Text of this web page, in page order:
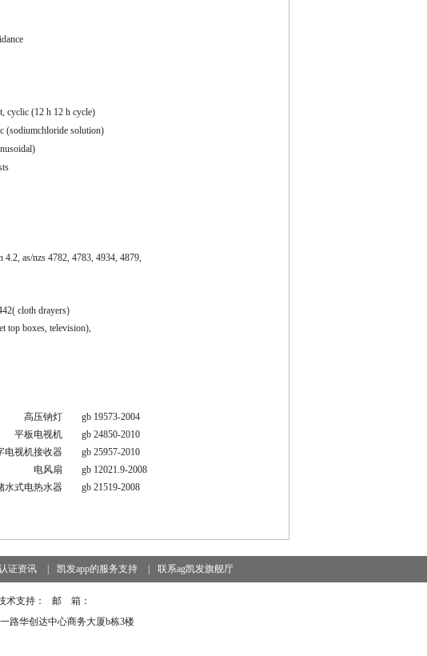
(12 h 12 h cycle)
(sodiumchloride solution)
as/nzs 4782, 4783, 4934, 4879,
cloth drayers)
top boxes, television),
高压钠灯 gb 19573-2004
平板电视机
gb 24850-2010
电视机接收器
gb 25957-2010
电风扇
gb 12021.9-2008
水式电热水器
gb 21519-2008
证资讯 凯发app的服务支持 联系ag凯发旗舰厅
技术支持： 邮 箱：
路华创达中心商务大厦b栋3楼